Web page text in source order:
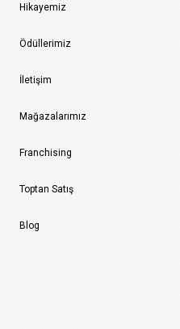
Hikayemiz
Ödüllerimiz
İletişim
Mağazalarımız
Franchising
Toptan Satış
Blog